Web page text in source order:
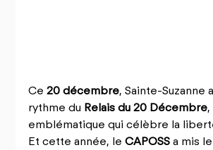
Ce 20 décembre, Sainte-Suzanne
rythme du Relais du 20 Décembre
emblématique qui célèbre la
Et cette année, le CAPOSS a mis